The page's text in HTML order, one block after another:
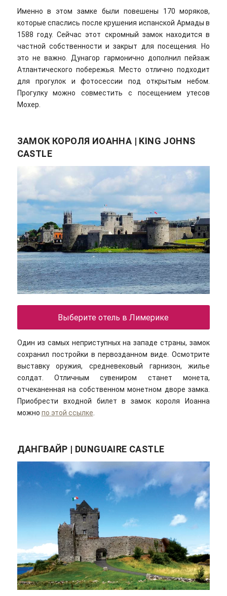
Именно в этом замке были повешены 170 моряков,
которые спаслись после крушения испанской Армады в
1588 году. Сейчас этот скромный замок находится в
частной собственности и закрыт для посещения. Но
это не важно. Дунагор гармонично дополнил пейзаж
Атлантического побережья. Место отлично подходит
для прогулок и фотосессии под открытым небом.
Прогулку можно совместить с посещением утесов
Мохер.
ЗАМОК КОРОЛЯ ИОАННА | KING JOHNS
CASTLE
Выберите отель в Лимерике
Один из самых неприступных на западе страны, замок
сохранил постройки в первозданном виде. Осмотрите
выставку оружия, средневековый гарнизон, жилье
солдат. Отличным сувениром станет монета,
отчеканенная на собственном монетном дворе замка.
Приобрести входной билет в замок короля Иоанна
можно по этой ссылке.
ДАНГВАЙР | DUNGUAIRE CASTLE